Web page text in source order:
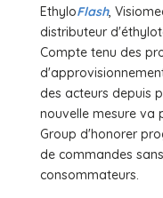
EthyloFlash,
distributeur
Compte tenu des
des acteurs depuis
nouvelle mesure va
Group d'honorer
de commandes
consommateurs.